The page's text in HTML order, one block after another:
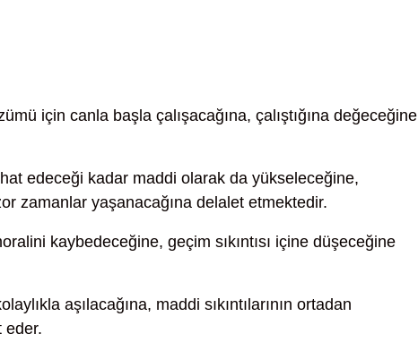
için canla başla çalışacağına, çalıştığına değeceğine
edeceği kadar maddi olarak da yükseleceğine,
zamanlar yaşanacağına delalet etmektedir.
kaybedeceğine, geçim sıkıntısı içine düşeceğine
aşılacağına, maddi sıkıntılarının ortadan
eder.